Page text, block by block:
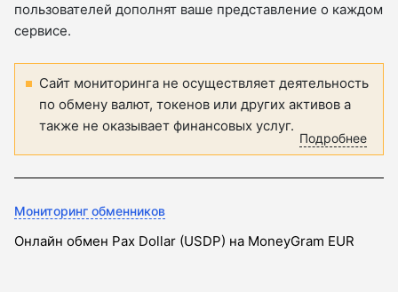
пользователей дополнят ваше представление о каждом
сервисе.
Сайт мониторинга не осуществляет деятельность
по обмену валют, токенов или других активов а
также не оказывает финансовых услуг.
Подробнее
Мониторинг обменников
Онлайн обмен Pax Dollar (USDP) на MoneyGram EUR